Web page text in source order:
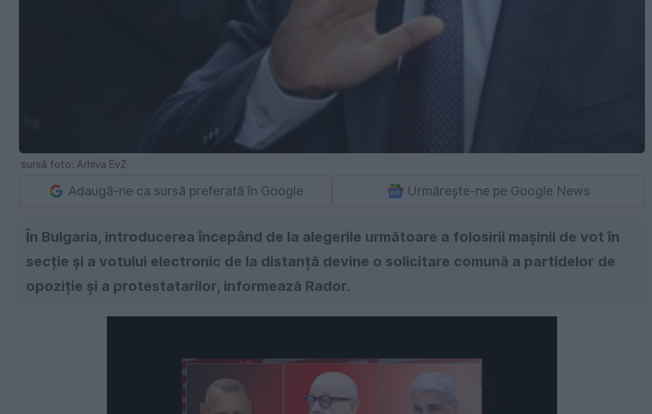
sursă foto: Arhiva EvZ
Adaugă-ne ca sursă preferată în Google Urmărește-ne pe Google News
În Bulgaria, introducerea începând de la alegerile următoare a folosirii mașinii de vot în
secție și a votului electronic de la distanță devine o solicitare comună a partidelor de
opoziție și a protestatarilor, informează Rador.